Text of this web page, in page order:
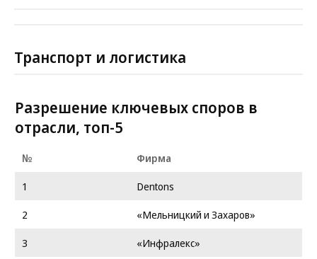
Транспорт и логистика
Разрешение ключевых споров в
отрасли, топ-5
№
Фирма
1
Dentons
2
«Мельницкий и Захаров»
3
«Инфралекс»